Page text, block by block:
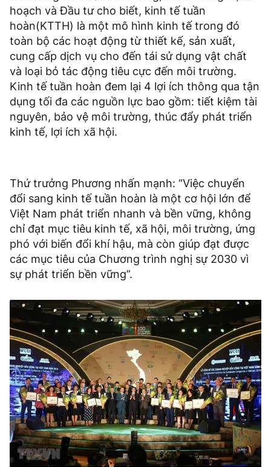
hoạch và Đầu tư cho biết, kinh tế tuần
hoàn(KTTH) là một mô hình kinh tế trong đó
toàn bộ các hoạt động từ thiết kế, sản xuất,
cung cấp dịch vụ cho đến tái sử dụng vật chất
và loại bỏ tác động tiêu cực đến môi trường.
Kinh tế tuần hoàn đem lại 4 lợi ích thông qua tận
dụng tối đa các nguồn lực bao gồm: tiết kiệm tài
nguyên, bảo vệ môi trường, thúc đẩy phát triển
kinh tế, lợi ích xã hội.
Thứ trưởng Phương nhấn mạnh: “Việc chuyển
đổi sang kinh tế tuần hoàn là một cơ hội lớn để
Việt Nam phát triển nhanh và bền vững, không
chỉ đạt mục tiêu kinh tế, xã hội, môi trường, ứng
phó với biến đổi khí hậu, mà còn giúp đạt được
các mục tiêu của Chương trình nghị sự 2030 vì
sự phát triển bền vững”.